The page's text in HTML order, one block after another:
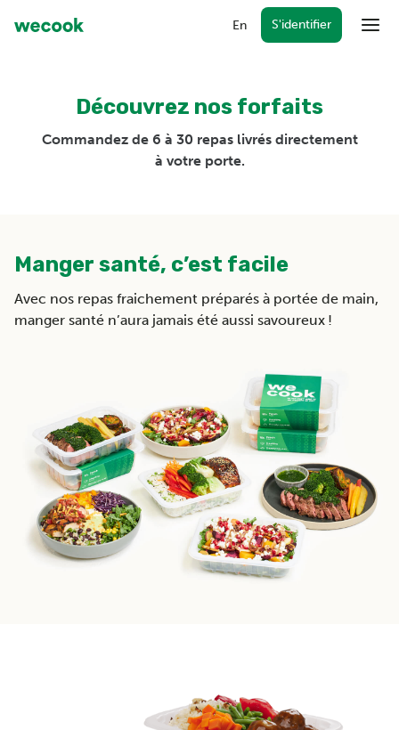
En S'identifier
Forfaits
WeCook ensemble
Récompenses
Découvrez nos forfaits
Commandez de 6 à 30 repas livrés directement
à votre porte.
Manger santé, c’est facile
Avec nos repas fraichement préparés à portée de main,
manger santé n’aura jamais été aussi savoureux !